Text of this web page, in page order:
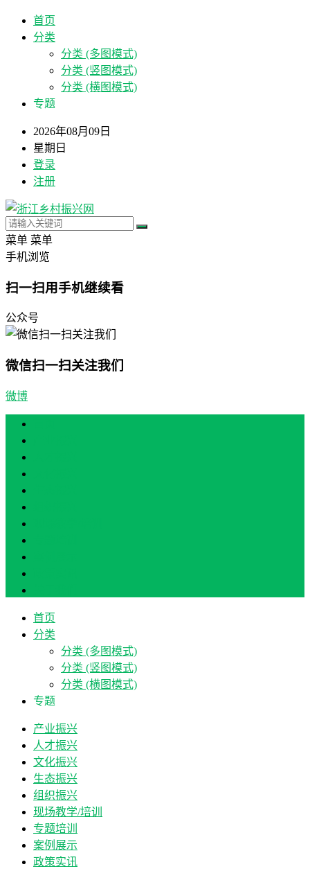
首页
分类
分类 (多图模式)
分类 (竖图模式)
分类 (横图模式)
专题
2026年08月09日
星期日
登录
注册
菜单 菜单
手机浏览
扫一扫用手机继续看
公众号
微信扫一扫关注我们
微博
首页
分类
分类 (多图模式)
分类 (竖图模式)
分类 (横图模式)
专题
产业振兴
人才振兴
文化振兴
生态振兴
组织振兴
现场教学/培训
专题培训
案例展示
政策实讯